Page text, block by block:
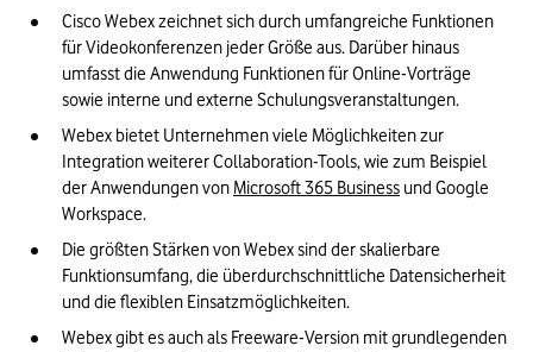
Cisco Webex zeichnet sich durch umfangreiche Funktionen
für Videokonferenzen jeder Größe aus. Darüber hinaus
umfasst die Anwendung Funktionen für Online-Vorträge
sowie interne und externe Schulungsveranstaltungen.
Webex bietet Unternehmen viele Möglichkeiten zur
Integration weiterer Collaboration-Tools, wie zum Beispiel
der Anwendungen von Microsoft 365 Business und Google
Workspace.
Die größten Stärken von Webex sind der skalierbare
Funktionsumfang, die überdurchschnittliche Datensicherheit
und die flexiblen Einsatzmöglichkeiten.
Webex gibt es auch als Freeware-Version mit grundlegenden